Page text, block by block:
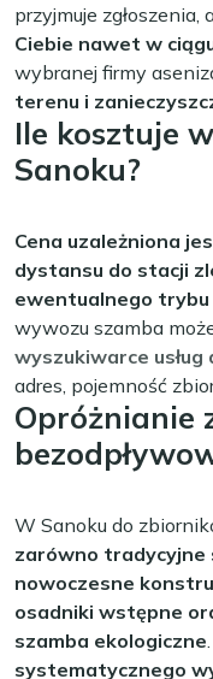
przyjmuje zgłoszenia,
Ciebie nawet w
wybranej firmy
terenu i
Ile kosztuje
Sanoku?
Cena uzależniona
dystansu do stacji
ewentualnego
wywozu szamba
wyszukiwarce usług
adres, pojemność
Opróżnianie
W Sanoku do
zarówno tradycyjne
nowoczesne
osadniki wstępne
szamba ekologiczne.
systematycznego